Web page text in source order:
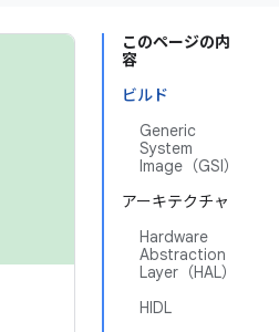
このページの内
容
ビルド
Generic
System
Image（GSI）
アーキテクチャ
Hardware
Abstraction
Layer（HAL）
HIDL